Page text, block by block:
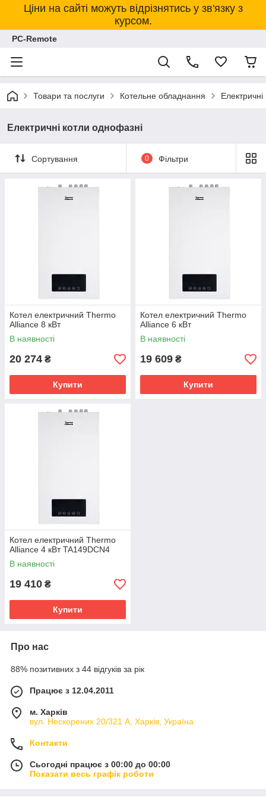
Ціни на сайті можуть відрізнятись у зв'язку з
курсом.
PC-Remote
Товари та послуги Котельне обладнання Електричні
Електричні котли однофазні
Сортування 0 Фільтри
Котел електричний Thermo
Alliance 8 кВт
В наявності
20 274 ₴
Купити
Котел електричний Thermo
Alliance 6 кВт
В наявності
19 609 ₴
Купити
Котел електричний Thermo
Alliance 4 кВт TA149DCN4
В наявності
19 410 ₴
Купити
Про нас
88% позитивних з 44 відгуків за рік
Працює з 12.04.2011
м. Харків
вул. Нескорених 20/321 А, Харків, Україна
Контакти
Сьогодні працює з 00:00 до 00:00
Показати весь графік роботи